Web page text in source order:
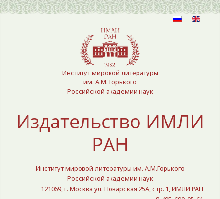
Выберите язык
Институт мировой литературы
им. А.М. Горького
Российской академии наук
Издательство ИМЛИ
РАН
Институт мировой литературы им. А.М.Горького
Российской академии наук
121069, г. Москва ул. Поварская 25A, стр. 1, ИМЛИ РАН